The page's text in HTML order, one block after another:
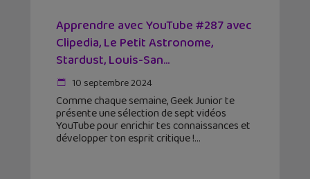
Apprendre avec YouTube #287 avec
Clipedia, Le Petit Astronome,
Stardust, Louis-San…
10 septembre 2024
Comme chaque semaine, Geek Junior te
présente une sélection de sept vidéos
YouTube pour enrichir tes connaissances et
développer ton esprit critique !